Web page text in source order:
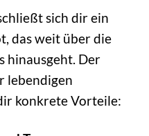
sich dir ein
das weit über die
hinausgeht. Der
lebendigen
konkrete Vorteile: